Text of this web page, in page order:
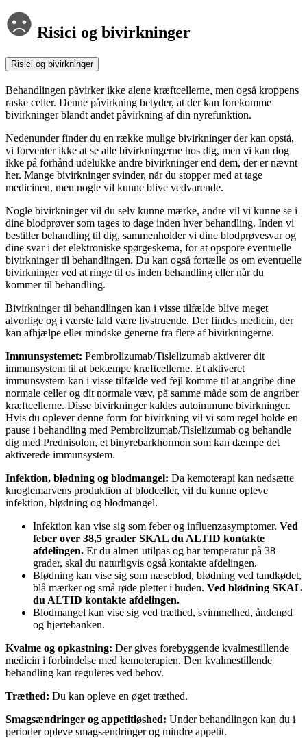
Risici og bivirkninger
Risici og bivirkninger
Behandlingen påvirker ikke alene kræftcellerne, men også kroppens
raske celler. Denne påvirkning betyder, at der kan forekomme
bivirkninger blandt andet påvirkning af din nyrefunktion.
Nedenunder finder du en række mulige bivirkninger der kan opstå,
vi forventer ikke at se alle bivirkningerne hos dig, men vi kan dog
ikke på forhånd udelukke andre bivirkninger end dem, der er nævnt
her. Mange bivirkninger svinder, når du stopper med at tage
medicinen, men nogle vil kunne blive vedvarende.
Nogle bivirkninger vil du selv kunne mærke, andre vil vi kunne se i
dine blodprøver som tages to dage inden hver behandling. Inden vi
bestiller behandling til dig, sammenholder vi dine blodprøvesvar og
dine svar i det elektroniske spørgeskema, for at opspore eventuelle
bivirkninger til behandlingen. Du kan også fortælle os om eventuelle
bivirkninger ved at ringe til os inden behandling eller når du
kommer til behandling.
Bivirkninger til behandlingen kan i visse tilfælde blive meget
alvorlige og i værste fald være livstruende. Der findes medicin, der
kan afhjælpe eller mindske generne fra flere af bivirkningerne.
Immunsystemet: Pembrolizumab/Tislelizumab aktiverer dit
immunsystem til at bekæmpe kræftcellerne. Et aktiveret
immunsystem kan i visse tilfælde ved fejl komme til at angribe dine
normale celler og dit normale væv, på samme måde som de angriber
kræftcellerne. Disse bivirkninger kaldes autoimmune bivirkninger.
Hvis du oplever denne form for bivirkning vil vi som regel holde en
pause i behandling med Pembrolizumab/Tislelizumab og behandle
dig med Prednisolon, et binyrebarkhormon som kan dæmpe det
aktiverede immunsystem.
Infektion, blødning og blodmangel: Da kemoterapi kan nedsætte
knoglemarvens produktion af blodceller, vil du kunne opleve
infektion, blødning og blodmangel.
Infektion kan vise sig som feber og influenzasymptomer. Ved
feber over 38,5 grader SKAL du ALTID kontakte
afdelingen. Er du almen utilpas og har temperatur på 38
grader, skal du naturligvis også kontakte afdelingen.
Blødning kan vise sig som næseblod, blødning ved tandkødet,
blå mærker og små røde pletter i huden. Ved blødning SKAL
du ALTID kontakte afdelingen.
Blodmangel kan vise sig ved træthed, svimmelhed, åndenød
og hjertebanken.
Kvalme og opkastning: Der gives forebyggende kvalmestillende
medicin i forbindelse med kemoterapien. Den kvalmestillende
behandling kan reguleres ved behov.
Træthed: Du kan opleve en øget træthed.
Smagsændringer og appetitløshed: Under behandlingen kan du i
perioder opleve smagsændringer og mindre appetit.